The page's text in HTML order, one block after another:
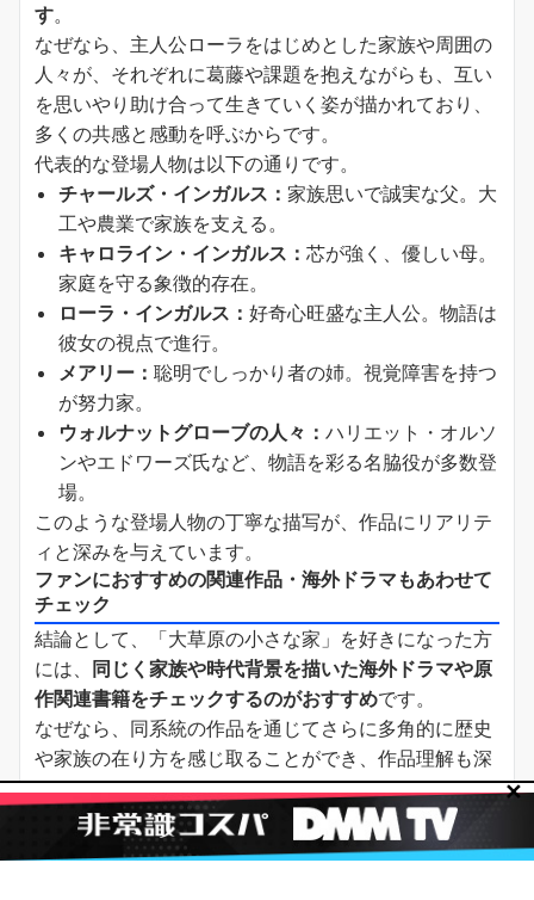
す。
なぜなら、主人公ローラをはじめとした家族や周囲の
人々が、それぞれに葛藤や課題を抱えながらも、互い
を思いやり助け合って生きていく姿が描かれており、
多くの共感と感動を呼ぶからです。
代表的な登場人物は以下の通りです。
チャールズ・インガルス： 家族思いで誠実な父。大
工や農業で家族を支える。
キャロライン・インガルス： 芯が強く、優しい母。
家庭を守る象徴的存在。
ローラ・インガルス： 好奇心旺盛な主人公。物語は
彼女の視点で進行。
メアリー： 聡明でしっかり者の姉。視覚障害を持つ
が努力家。
ウォルナットグローブの人々： ハリエット・オルソ
ンやエドワーズ氏など、物語を彩る名脇役が多数登
場。
このような登場人物の丁寧な描写が、作品にリアリテ
ィと深みを与えています。
ファンにおすすめの関連作品・海外ドラマもあわせて
チェック
結論として、「大草原の小さな家」を好きになった方
には、 同じく家族や時代背景を描いた海外ドラマや原
作関連書籍をチェックするのがおすすめです。
なぜなら、同系統の作品を通じてさらに多角的に歴史
や家族の在り方を感じ取ることができ、作品理解も深
まるからです。
ファンにおすすめの作品は以下の通りです。
「アンという名の少女（Anne with an E）」：成
✕